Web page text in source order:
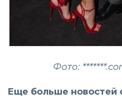
Фото:
Еще больше новостей